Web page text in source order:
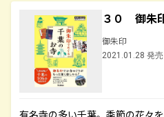
３０ 御朱
御朱印
2021.01.28 発売
有名寺の多い千葉。季節の花々